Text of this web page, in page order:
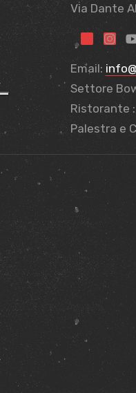
Via Dante
Email:
Settore
Ristorante
Palestra e